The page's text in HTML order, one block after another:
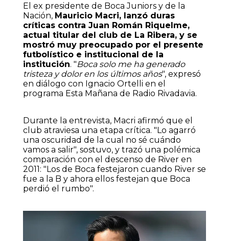
El ex presidente de Boca Juniors y de la
Nación, Mauricio Macri, lanzó duras
críticas contra Juan Román Riquelme,
actual titular del club de La Ribera, y se
mostró muy preocupado por el presente
futbolístico e institucional de la
institución. "Boca solo me ha generado
tristeza y dolor en los últimos años", expresó
en diálogo con Ignacio Ortelli en el
programa Esta Mañana de Radio Rivadavia.
Durante la entrevista, Macri afirmó que el
club atraviesa una etapa crítica. "Lo agarró
una oscuridad de la cual no sé cuándo
vamos a salir", sostuvo, y trazó una polémica
comparación con el descenso de River en
2011: "Los de Boca festejaron cuando River se
fue a la B y ahora ellos festejan que Boca
perdió el rumbo".